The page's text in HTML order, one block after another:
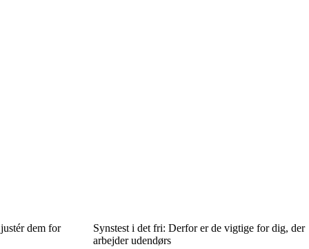
dem for
Synstest i det fri: Derfor er de vigtige for dig, der
arbejder udendørs